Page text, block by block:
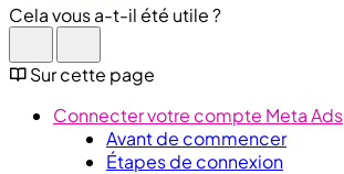
Cela vous a-t-il été utile ?
Sur cette page
Connecter votre compte Meta Ads
Avant de commencer
Étapes de connexion